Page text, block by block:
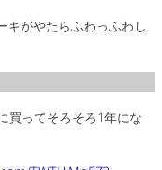
キがやたらふわっふわし
買ってそろそろ1年にな